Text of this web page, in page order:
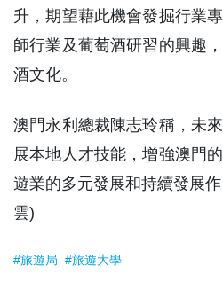
升，期望藉此機會發掘行業
師行業及葡萄酒研習的興趣
酒文化。
澳門永利總裁陳志玲稱，未
展本地人才技能，增強澳門
遊業的多元發展和持續發展
雲)
#旅遊局 #旅遊大學